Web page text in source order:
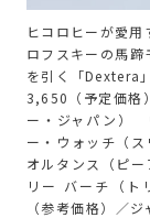
ヒコロヒーが愛
ロフスキーの馬蹄
を引く「Dextera
3,650（予定価格
ー・ジャパン）
ー・ウォッチ（
オルタンス（ピ
リー バーチ（
（参考価格）／